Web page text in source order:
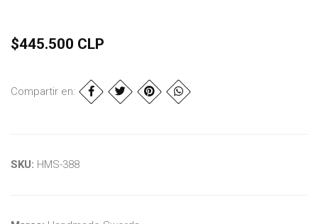
$445.500 CLP
Compartir en:
SKU: HMS-388